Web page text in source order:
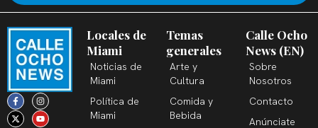
F
a
c
e
I
n
s
t
X
-
t
w
Y
o
u
t
T
i
k
t
L
i
n
k
Locales de
Miami
Noticias de
Miami
Política de
Miami
Temas
generales
Arte y
Cultura
Comida y
Bebida
Calle Ocho
News (EN)
Sobre
Nosotros
Contacto
Anúnciate